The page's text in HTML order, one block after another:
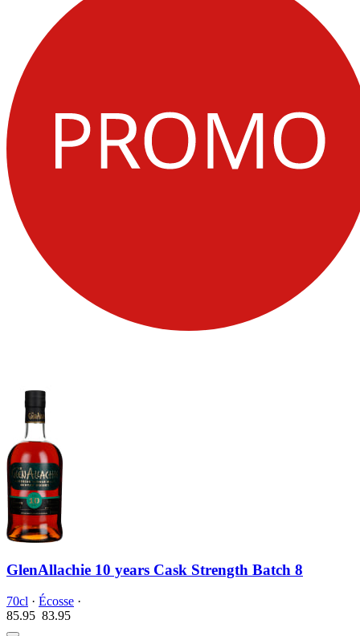
GlenAllachie 10 years Cask Strength Batch 8
70cl · Écosse ·
85.95 83.95